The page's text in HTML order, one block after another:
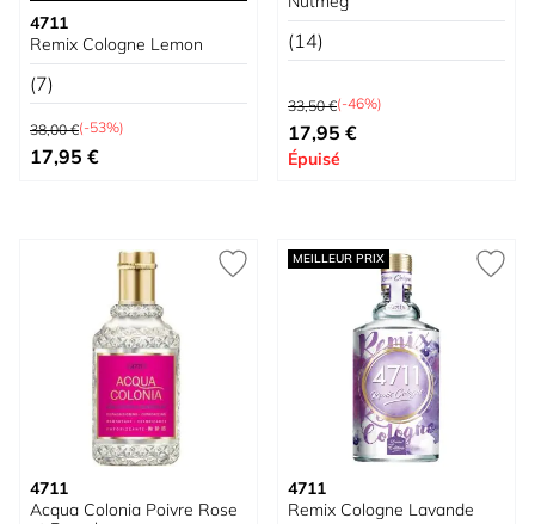
4711
Remix Cologne Lemon
(7)
Prix normal
38,00 €(-53%)
Prix spécial
17,95 €
(14)
Prix normal
33,50 €(-46%)
À partir de
17,95 €
Épuisé
4711
Acqua Colonia Poivre Rose
MEILLEUR PRIX
4711
Remix Cologne Lavande